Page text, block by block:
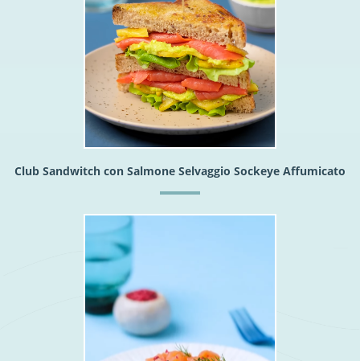
Club Sandwitch con Salmone Selvaggio Sockeye Affumicato